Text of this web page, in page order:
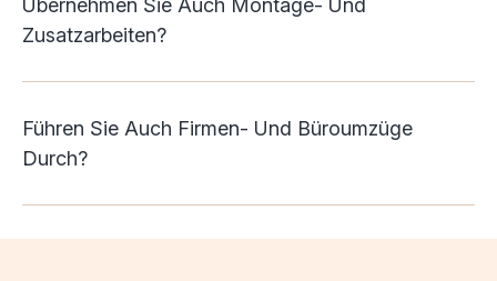
Zusatzarbeiten?
Führen Sie Auch Firmen- Und Büroumzüge
Durch?